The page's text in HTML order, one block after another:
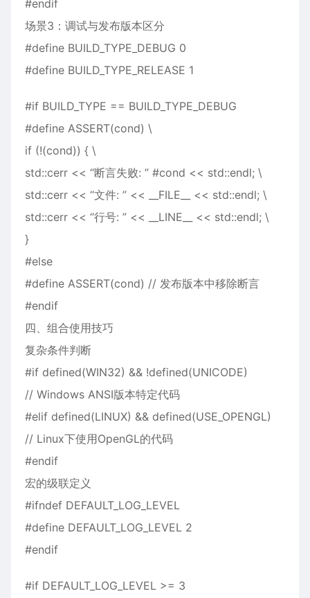
#endif
场景3：调试与发布版本区分
#define BUILD_TYPE_DEBUG 0
#define BUILD_TYPE_RELEASE 1
#if BUILD_TYPE == BUILD_TYPE_DEBUG
#define ASSERT(cond) \
if (!(cond)) { \
std::cerr << “断言失败: ” #cond << std::endl; \
std::cerr << “文件: ” << __FILE__ << std::endl; \
std::cerr << “行号: ” << __LINE__ << std::endl; \
}
#else
#define ASSERT(cond) // 发布版本中移除断言
#endif
四、组合使用技巧
复杂条件判断
#if defined(WIN32) && !defined(UNICODE)
// Windows ANSI版本特定代码
#elif defined(LINUX) && defined(USE_OPENGL)
// Linux下使用OpenGL的代码
#endif
宏的级联定义
#ifndef DEFAULT_LOG_LEVEL
#define DEFAULT_LOG_LEVEL 2
#endif
#if DEFAULT_LOG_LEVEL >= 3